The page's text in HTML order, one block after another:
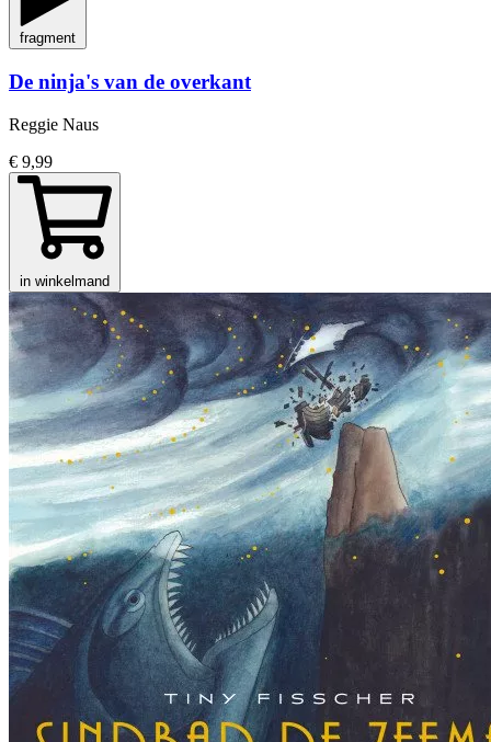
fragment
De ninja's van de overkant
Reggie Naus
€ 9,99
in winkelmand